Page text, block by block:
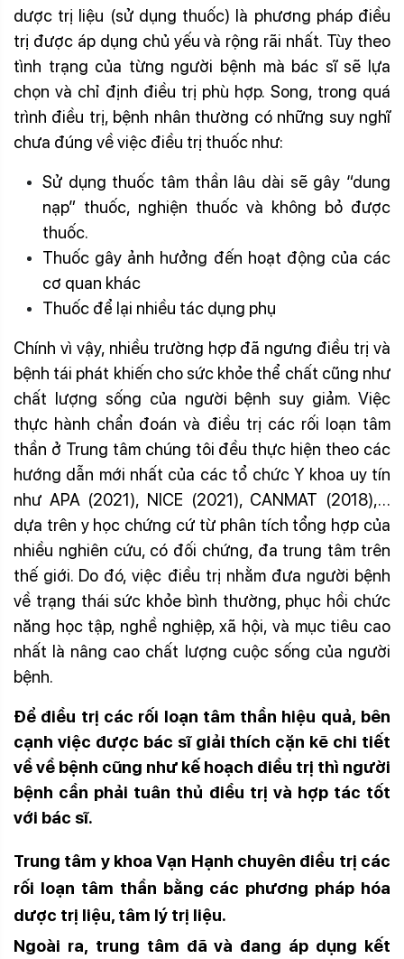
dược trị liệu (sử dụng thuốc) là phương pháp điều
trị được áp dụng chủ yếu và rộng rãi nhất. Tùy theo
tình trạng của từng người bệnh mà bác sĩ sẽ lựa
chọn và chỉ định điều trị phù hợp. Song, trong quá
trình điều trị, bệnh nhân thường có những suy nghĩ
chưa đúng về việc điều trị thuốc như:
Sử dụng thuốc tâm thần lâu dài sẽ gây “dung
nạp” thuốc, nghiện thuốc và không bỏ được
thuốc.
Thuốc gây ảnh hưởng đến hoạt động của các
cơ quan khác
Thuốc để lại nhiều tác dụng phụ
Chính vì vậy, nhiều trường hợp đã ngưng điều trị và
bệnh tái phát khiến cho sức khỏe thể chất cũng như
chất lượng sống của người bệnh suy giảm. Việc
thực hành chẩn đoán và điều trị các rối loạn tâm
thần ở Trung tâm chúng tôi đều thực hiện theo các
hướng dẫn mới nhất của các tổ chức Y khoa uy tín
như APA (2021), NICE (2021), CANMAT (2018),…
dựa trên y học chứng cứ từ phân tích tổng hợp của
nhiều nghiên cứu, có đối chứng, đa trung tâm trên
thế giới. Do đó, việc điều trị nhằm đưa người bệnh
về trạng thái sức khỏe bình thường, phục hồi chức
năng học tập, nghề nghiệp, xã hội, và mục tiêu cao
nhất là nâng cao chất lượng cuộc sống của người
bệnh.
Để điều trị các rối loạn tâm thần hiệu quả, bên
cạnh việc được bác sĩgiải thích cặn kẽ chi tiết
vềvề bệnh cũng như kế hoạch điều trị thì người
bệnh cần phải tuân thủ điều trị và hợp tác tốt
với bác sĩ.
Trung tâm ykhoa Vạn Hạnh chuyên điều trị các
rối loạn tâm thần bằng các phương pháp hóa
dược trị liệu, tâm lý trị liệu.
Ngoài ra, trung tâm đã và đang áp dụng kết